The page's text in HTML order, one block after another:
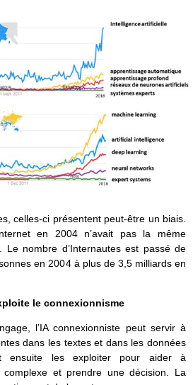
celles-ci présentent peut-être un biais.
en 2004 n’avait pas la même
Le nombre d’Internautes est passé de
en 2004 à plus de 3,5 milliards en
le connexionnisme
l’IA connexionniste peut servir à
dans les textes et dans les données
ensuite les exploiter pour aider à
et prendre une décision. La